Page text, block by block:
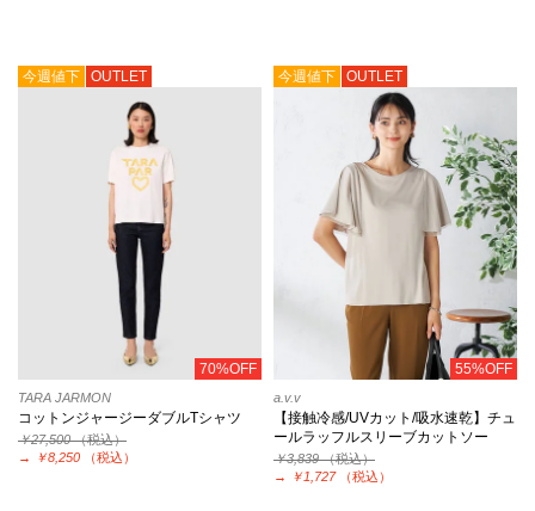
今週値下 OUTLET
70%OFF
TARA JARMON
コットンジャージーダブルTシャツ
￥27,500（税込）
→
￥8,250 （税込）
今週値下 OUTLET
55%OFF
a.v.v
【接触冷感/UVカット/吸水速乾】チュ
ールラッフルスリーブカットソー
￥3,839（税込）
→
￥1,727 （税込）